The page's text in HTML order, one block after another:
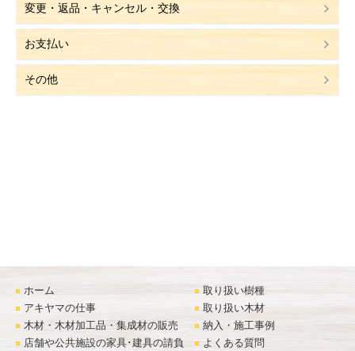
変更・返品・キャンセル・交換
お支払い
その他
ホーム
アキヤマの仕事
木材・木材加工品・集成材の販売
店舗や公共施設の家具･建具の請負
取り扱い樹種
取り扱い木材
納入・施工事例
よくある質問